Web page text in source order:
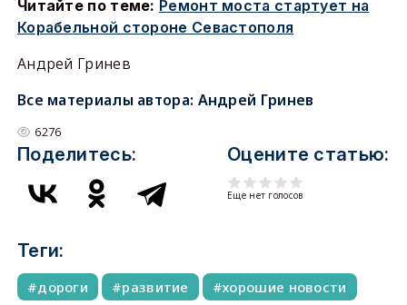
Читайте по теме: Ремонт моста стартует на
Корабельной стороне Севастополя
Андрей Гринев
Все материалы автора: Андрей Гринев
6276
Поделитесь: Оцените статью:
Еще нет голосов
Теги:
дороги развитие хорошие новости